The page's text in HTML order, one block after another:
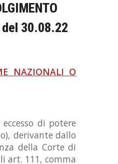
del 30.08.22
NAZIONALI O
di potere
derivante dallo
della Corte di
art. 111, comma